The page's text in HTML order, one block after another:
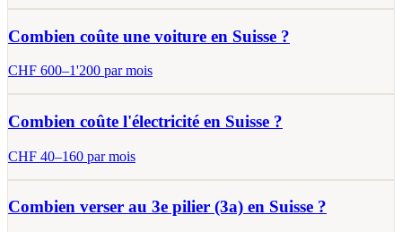
Combien coûte une voiture en Suisse ?
CHF 600–1'200 par mois
Combien coûte l'électricité en Suisse ?
CHF 40–160 par mois
Combien verser au 3e pilier (3a) en Suisse ?